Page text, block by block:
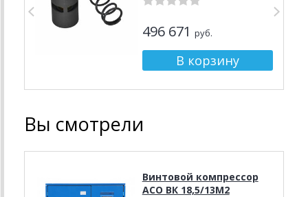
496 671 руб.
Вы смотрели
Винтовой компрессор
АСО ВК 18,5/13М2